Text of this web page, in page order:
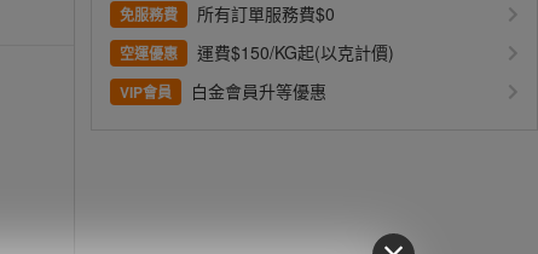
免服務費 所有訂單服務費$0
空運優惠 運費$150/KG起(以克計價)
VIP會員 白金會員升等優惠